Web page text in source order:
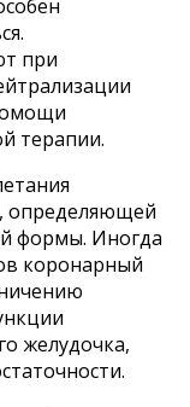
при
терапии.
определяющей
формы. Иногда
коронарный
желудочка,